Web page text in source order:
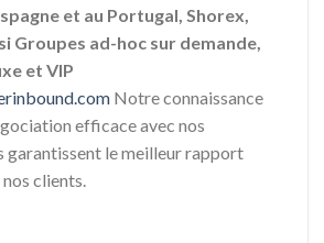
et au Portugal, Shorex,
Groupes ad-hoc sur demande,
et VIP
Notre connaissance
efficace avec nos
garantissent le meilleur rapport
clients.